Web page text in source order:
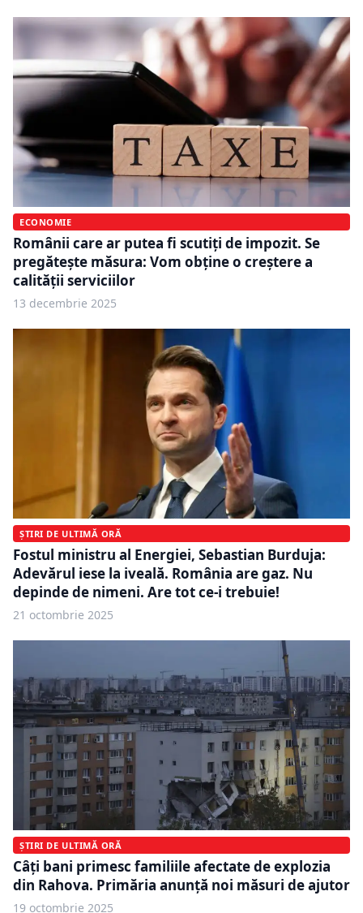
ECONOMIE
Românii care ar putea fi scutiți de impozit. Se
pregătește măsura: Vom obţine o creştere a
calităţii serviciilor
13 decembrie 2025
ȘTIRI DE ULTIMĂ ORĂ
Fostul ministru al Energiei, Sebastian Burduja:
Adevărul iese la iveală. România are gaz. Nu
depinde de nimeni. Are tot ce-i trebuie!
21 octombrie 2025
ȘTIRI DE ULTIMĂ ORĂ
Câți bani primesc familiile afectate de explozia
din Rahova. Primăria anunță noi măsuri de ajutor
19 octombrie 2025